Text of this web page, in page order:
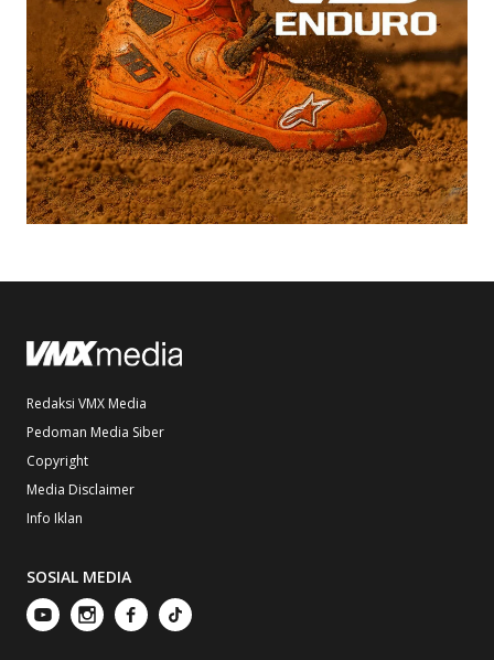
Redaksi VMX Media
Pedoman Media Siber
Copyright
Media Disclaimer
Info Iklan
SOSIAL MEDIA